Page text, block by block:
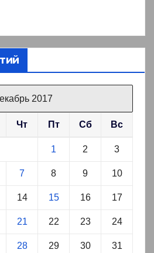
2017
Чт Пт Сб Вс
1 2 3
7 8 9 10
14 15 16 17
21 22 23 24
28 29 30 31